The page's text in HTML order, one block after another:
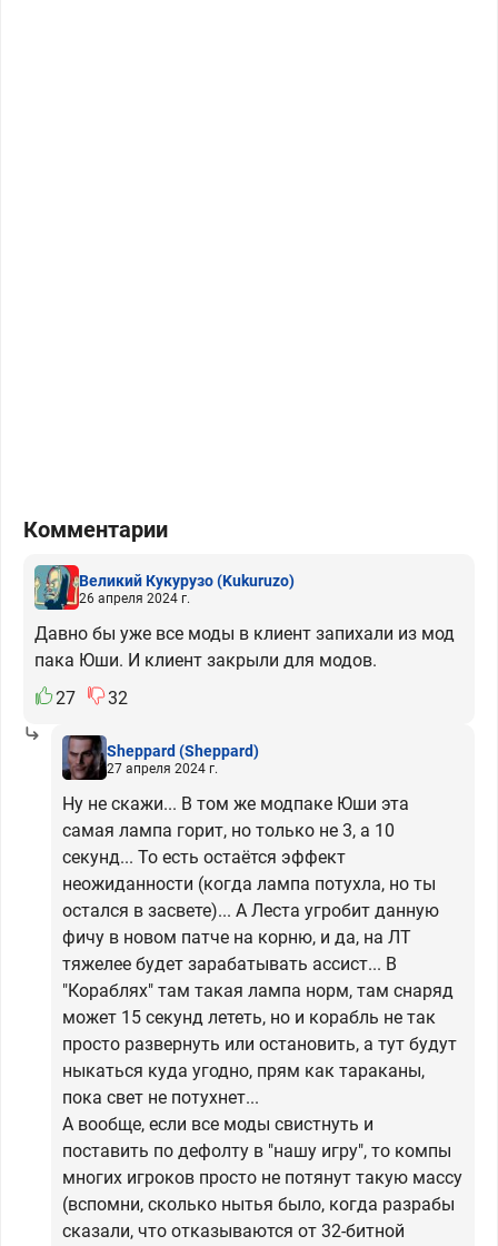
Комментарии
Великий Кукурузо(Kukuruzo)
26 апреля 2024 г.
Давно бы уже все моды в клиент запихали из мод
пака Юши. И клиент закрыли для модов.
27
32
Sheppard(Sheppard)
27 апреля 2024 г.
Ну не скажи... В том же модпаке Юши эта
самая лампа горит, но только не 3, а 10
секунд... То есть остаётся эффект
неожиданности (когда лампа потухла, но ты
остался в засвете)... А Леста угробит данную
фичу в новом патче на корню, и да, на ЛТ
тяжелее будет зарабатывать ассист... В
"Кораблях" там такая лампа норм, там снаряд
может 15 секунд лететь, но и корабль не так
просто развернуть или остановить, а тут будут
ныкаться куда угодно, прям как тараканы,
пока свет не потухнет...
А вообще, если все моды свистнуть и
поставить по дефолту в "нашу игру", то компы
многих игроков просто не потянут такую массу
(вспомни, сколько нытья было, когда разрабы
сказали, что отказываются от 32-битной